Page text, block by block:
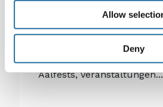
Allow
Deny
Entdecken Sie alle Feste
Aalfests, Veranstaltungen...